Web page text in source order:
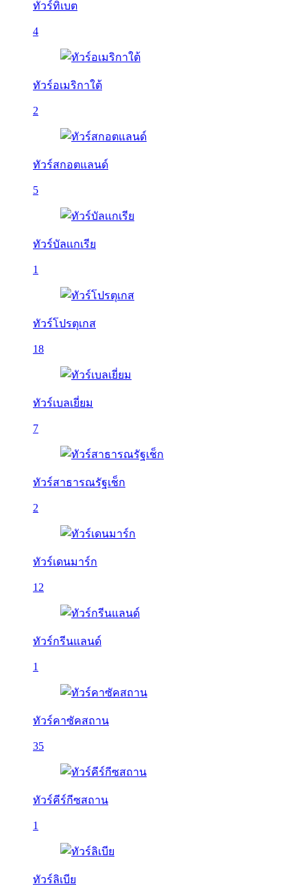
ทัวร์ทิเบต
4
ทัวร์อเมริกาใต้
2
ทัวร์สกอตแลนด์
5
ทัวร์บัลเเกเรีย
1
ทัวร์โปรตุเกส
18
ทัวร์เบลเยี่ยม
7
ทัวร์สาธารณรัฐเช็ก
2
ทัวร์เดนมาร์ก
12
ทัวร์กรีนแลนด์
1
ทัวร์คาซัคสถาน
35
ทัวร์คีร์กีซสถาน
1
ทัวร์ลิเบีย